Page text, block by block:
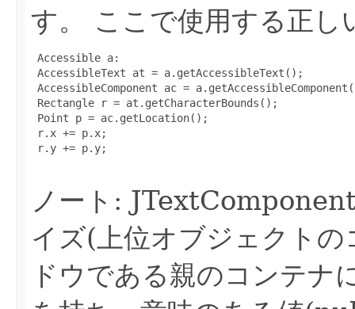
す。
ここで使用する正
Accessible a:
AccessibleText at = a.getAccessibleText();
AccessibleComponent ac =
Rectangle r = at.getCharacterBounds();
Point p = ac.getLocation();
r.x += p.x;
r.y += p.y;
ノート:
イズ(上位オブジェクト
ドウである親のコンテナ